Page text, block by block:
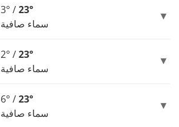
3° /23°
سماء صافية
2° /23°
سماء صافية
6° /23°
سماء صافية